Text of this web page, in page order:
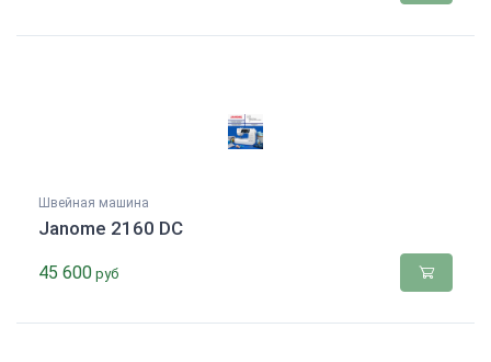
Швейная машина
Janome 2160 DC
45 600 руб